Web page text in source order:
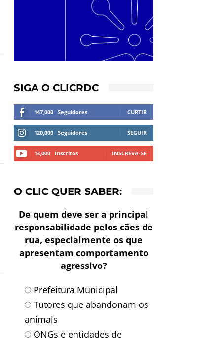
SIGA O CLICRDC
147,000 Seguidores CURTIR
120,000 Seguidores SEGUIR
13,000 Inscritos INSCREVA-SE
O CLIC QUER SABER:
De quem deve ser a principal
responsabilidade pelos cães de
rua, especialmente os que
apresentam comportamento
agressivo?
Prefeitura Municipal
Tutores que abandonam os
animais
ONGs e entidades de